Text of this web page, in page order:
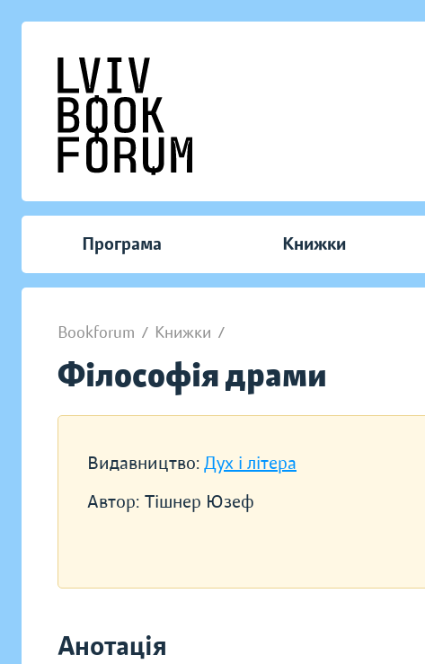
Програма Книжки
Bookforum / Книжки /
Філософія драми
Видавництво: Дух і літера
Автор: Тішнер Юзеф
Анотація